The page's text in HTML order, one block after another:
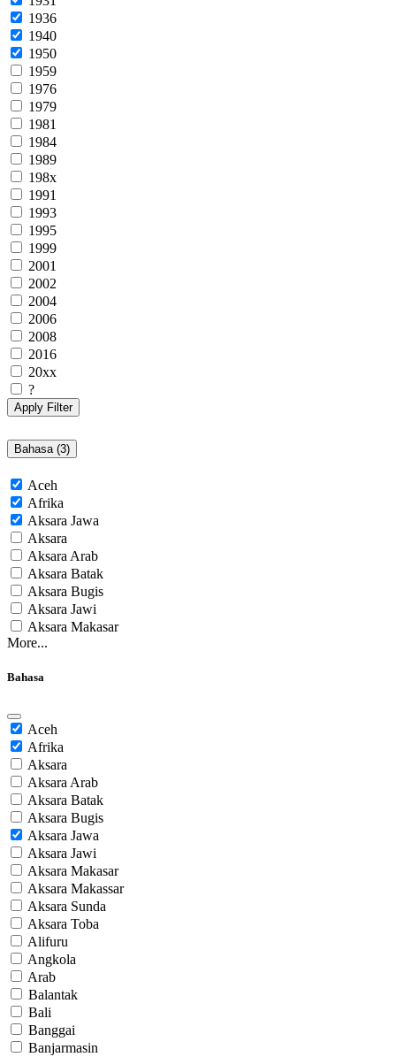
1936
1940
1950
1959
1976
1979
1981
1984
1989
198x
1991
1993
1995
1999
2001
2002
2004
2006
2008
2016
20xx
?
Apply Filter
Bahasa (3)
Aceh
Afrika
Aksara Jawa
Aksara
Aksara Arab
Aksara Batak
Aksara Bugis
Aksara Jawi
Aksara Makasar
More...
Bahasa
Aceh
Afrika
Aksara
Aksara Arab
Aksara Batak
Aksara Bugis
Aksara Jawa
Aksara Jawi
Aksara Makasar
Aksara Makassar
Aksara Sunda
Aksara Toba
Alifuru
Angkola
Arab
Balantak
Bali
Banggai
Banjarmasin